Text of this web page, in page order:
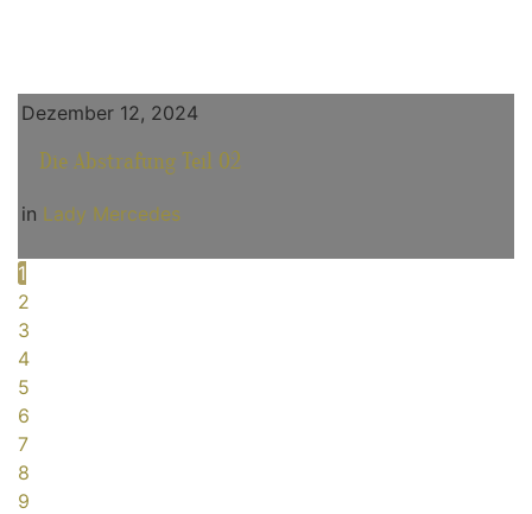
Dezember 12, 2024
Die Abstrafung Teil 02
in Lady Mercedes
1
2
3
4
5
6
7
8
9